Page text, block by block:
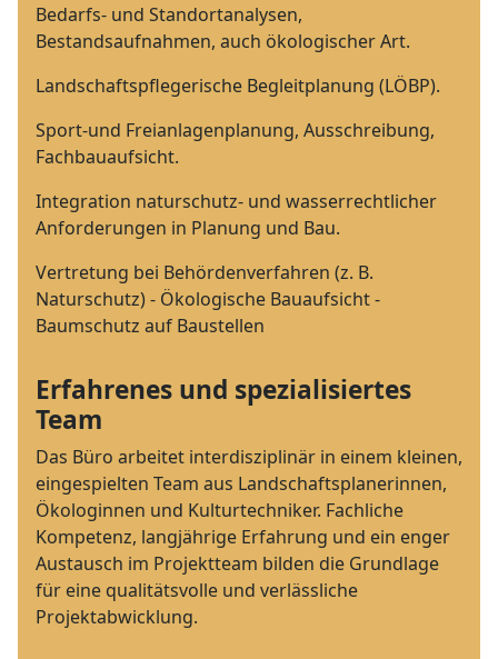
Bedarfs- und Standortanalysen,
Bestandsaufnahmen, auch ökologischer Art.
Landschaftspflegerische Begleitplanung (LÖBP).
Sport-und Freianlagenplanung, Ausschreibung,
Fachbauaufsicht.
Integration naturschutz- und wasserrechtlicher
Anforderungen in Planung und Bau.
Vertretung bei Behördenverfahren (z. B.
Naturschutz) - Ökologische Bauaufsicht -
Baumschutz auf Baustellen
Erfahrenes und spezialisiertes
Team
Das Büro arbeitet interdisziplinär in einem kleinen,
eingespielten Team aus Landschaftsplanerinnen,
Ökologinnen und Kulturtechniker. Fachliche
Kompetenz, langjährige Erfahrung und ein enger
Austausch im Projektteam bilden die Grundlage
für eine qualitätsvolle und verlässliche
Projektabwicklung.